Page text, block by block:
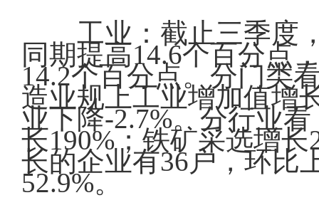
工业：截止三季度
同期提高14.6个百分点
14.2个百分点。分门类
造业规上工业增加值增
业下降-2.7%。分行业
长190%；铁矿采选增
长的企业有36户，环比
52.9%。